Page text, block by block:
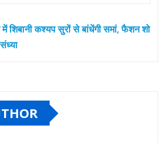
में शिबानी कश्यप सुरों से बांधेंगी समां, फैशन शो